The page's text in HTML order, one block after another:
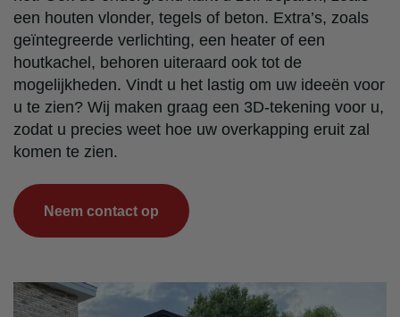
een houten vlonder, tegels of beton. Extra’s, zoals
geïntegreerde verlichting, een heater of een
houtkachel, behoren uiteraard ook tot de
mogelijkheden. Vindt u het lastig om uw ideeën voor
u te zien? Wij maken graag een 3D-tekening voor u,
zodat u precies weet hoe uw overkapping eruit zal
komen te zien.
Neem contact op